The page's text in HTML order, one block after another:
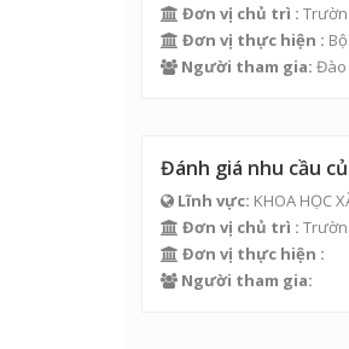
Đơn vị chủ trì :
Đơn vị thực hiện :
Người tham gia: Đào
Đánh giá nhu cầu
Lĩnh vực: KHOA HỌC
Đơn vị chủ trì :
Đơn vị thực hiện :
Người tham gia: